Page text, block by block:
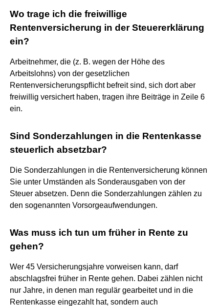
Wo trage ich die freiwillige
Rentenversicherung in der Steuererklärung
ein?
Arbeitnehmer, die (z. B. wegen der Höhe des
Arbeitslohns) von der gesetzlichen
Rentenversicherungspflicht befreit sind, sich dort aber
freiwillig versichert haben, tragen ihre Beiträge in Zeile 6
ein.
Sind Sonderzahlungen in die Rentenkasse
steuerlich absetzbar?
Die Sonderzahlungen in die Rentenversicherung können
Sie unter Umständen als Sonderausgaben von der
Steuer absetzen. Denn die Sonderzahlungen zählen zu
den sogenannten Vorsorgeaufwendungen.
Was muss ich tun um früher in Rente zu
gehen?
Wer 45 Versicherungsjahre vorweisen kann, darf
abschlagsfrei früher in Rente gehen. Dabei zählen nicht
nur Jahre, in denen man regulär gearbeitet und in die
Rentenkasse eingezahlt hat, sondern auch